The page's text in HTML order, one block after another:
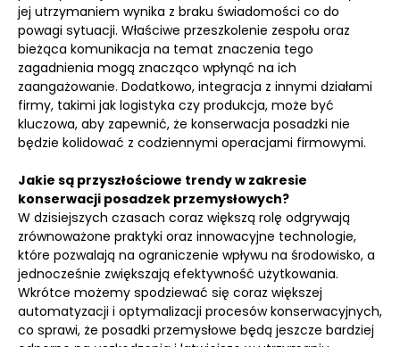
jej utrzymaniem wynika z braku świadomości co do
powagi sytuacji. Właściwe przeszkolenie zespołu oraz
bieżąca komunikacja na temat znaczenia tego
zagadnienia mogą znacząco wpłynąć na ich
zaangażowanie. Dodatkowo, integracja z innymi działami
firmy, takimi jak logistyka czy produkcja, może być
kluczowa, aby zapewnić, że konserwacja posadzki nie
będzie kolidować z codziennymi operacjami firmowymi.
Jakie są przyszłościowe trendy w zakresie
konserwacji posadzek przemysłowych?
W dzisiejszych czasach coraz większą rolę odgrywają
zrównoważone praktyki oraz innowacyjne technologie,
które pozwalają na ograniczenie wpływu na środowisko, a
jednocześnie zwiększają efektywność użytkowania.
Wkrótce możemy spodziewać się coraz większej
automatyzacji i optymalizacji procesów konserwacyjnych,
co sprawi, że posadki przemysłowe będą jeszcze bardziej